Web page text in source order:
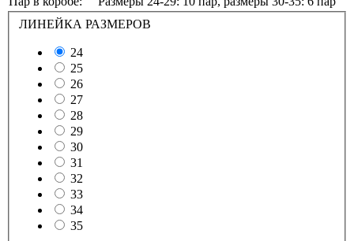
ЛИНЕЙКА РАЗМЕРОВ
24
25
26
27
28
29
30
31
32
33
34
35